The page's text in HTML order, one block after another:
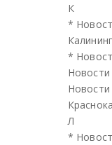
К
*
*
Новости
Л
*